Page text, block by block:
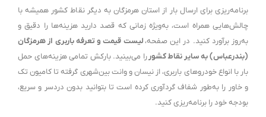
برنامه‌ریزی برای ارسال بار از استان هرمزگان به دیگر نقاط کشور همیشه با
چالش‌هایی همراه است، به‌ویژه زمانی که قصد دارید هزینه‌ها را دقیق و
به‌روز برآورد کنید. در این صفحه،لیست قیمت و تعرفه باربری از هرمزگان
(بندرعباس) به سایر نقاط کشور را می‌بینید. بارکش تمامی هزینه‌های حمل
بار با انواع خودروهای باربری، از نیسان و وانت بین‌شهری گرفته تا کامیون تک
و خاور را به‌طور شفاف گردآوری کرده است تا بتوانید بدون دردسر و سریع،
بودجه خود را برنامه‌ریزی کنید.